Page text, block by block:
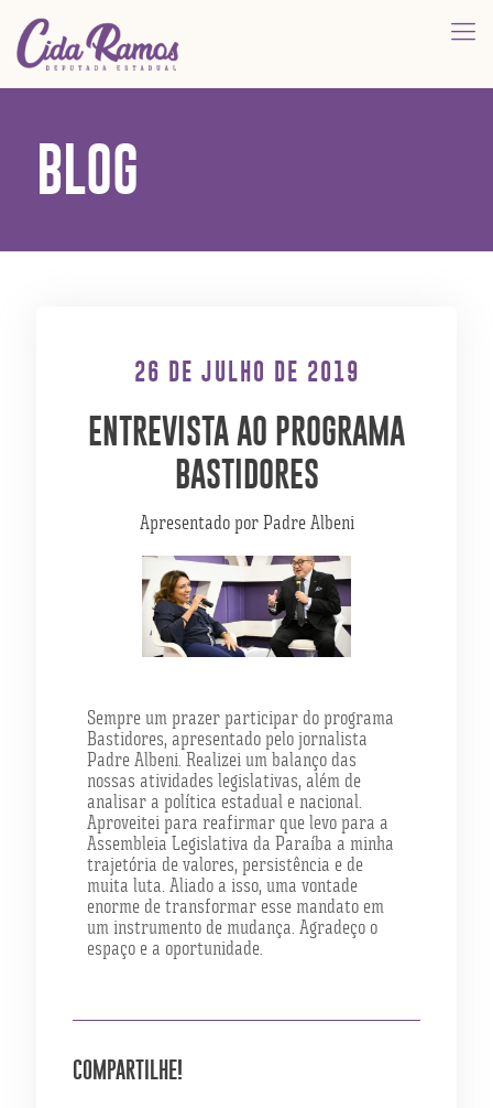
BLOG
26 DE JULHO DE 2019
ENTREVISTA AO PROGRAMA
BASTIDORES
Apresentado por Padre Albeni
Sempre um prazer participar do programa
Bastidores, apresentado pelo jornalista
Padre Albeni. Realizei um balanço das
nossas atividades legislativas, além de
analisar a política estadual e nacional.
Aproveitei para reafirmar que levo para a
Assembleia Legislativa da Paraíba a minha
trajetória de valores, persistência e de
muita luta. Aliado a isso, uma vontade
enorme de transformar esse mandato em
um instrumento de mudança. Agradeço o
espaço e a oportunidade.
COMPARTILHE!